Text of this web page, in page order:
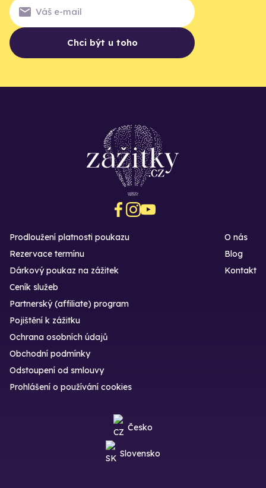
Chci být u toho
Prodloužení platnosti poukazu
Rezervace termínu
Dárkový poukaz na zážitek
O nás
Blog
Kontakt
Ceník služeb
Partnerský (affiliate) program
Pojištění k zážitku
Ochrana osobních údajů
Obchodní podmínky
Odstoupení od smlouvy
Prohlášení o používání cookies
Česko
Slovensko